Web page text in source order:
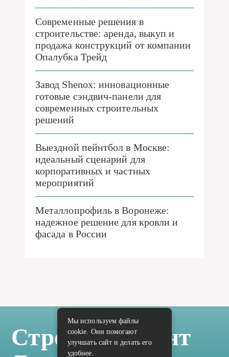
Современные решения в
строительстве: аренда, выкуп и
продажа конструкций от компании
Опалубка Трейд
Завод Shenox: инновационные
готовые сэндвич-панели для
современных строительных
решений
Выездной пейнтбол в Москве:
идеальный сценарий для
корпоративных и частных
мероприятий
Металлопрофиль в Воронеже:
надежное решение для кровли и
фасада в России
Стройка Ремонт
Мы используем файлы
cookie. Они помогают
улучшать сайт и делать его
удобнее.